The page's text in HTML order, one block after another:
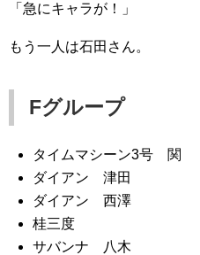
「急にキャラが！」
もう一人は石田さん。
Fグループ
タイムマシーン3号 関
ダイアン 津田
ダイアン 西澤
桂三度
サバンナ 八木